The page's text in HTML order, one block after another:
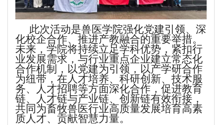
此次活动是兽医学院强化党建引领、深
化校企合作、推进产教融合的重要举措。
未来，学院将持续立足学科优势，紧扣行
业发展需求，与行业重点企业建立常态化
合作机制，以党建为引领，以产学研合作
为纽带，在人才培养、科研创新、技术服
务、人才招聘等方面深化合作，促进教育
链、人才链与产业链、创新链有效衔接，
共同为畜牧兽医行业高质量发展培育高素
质人才、贡献智慧力量。